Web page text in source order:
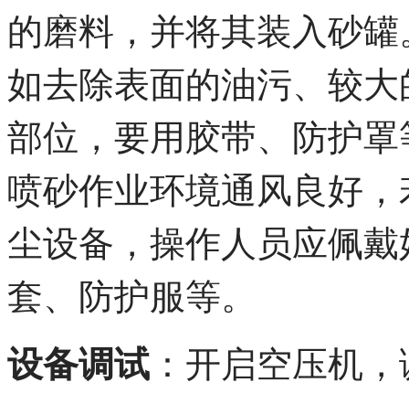
的磨料，并将其装入砂
如去除表面的油污、较
部位，要用胶带、防护
喷砂作业环境通风良好
尘设备，操作人员应佩
套、防护服等。
设备调试 ：开启空压机